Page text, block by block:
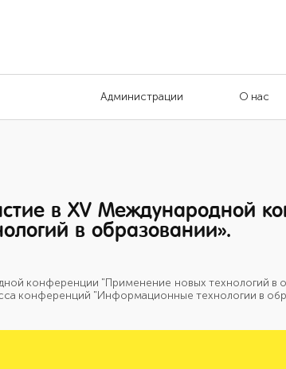
Администрации О нас
в XV Международной
в образовании».
конференции "Применение новых технологий в
конференций "Информационные технологии в